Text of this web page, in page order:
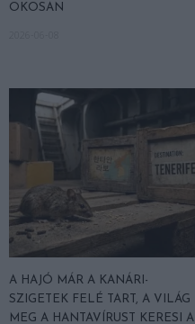
OKOSAN
A HAJÓ MÁR A KANÁRI-
SZIGETEK FELÉ TART, A VILÁG
MEG A HANTAVÍRUST KERESI A